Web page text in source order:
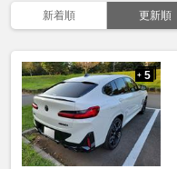
新着順 更新順
+ 5